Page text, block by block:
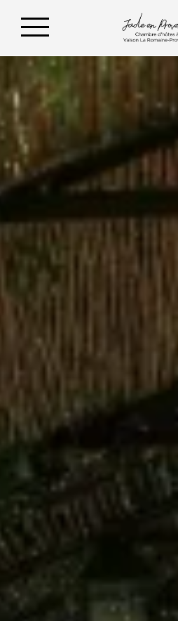
Réservez vos
Pour des séjours conviviaux et
Vaison-la-Romaine, préférez
Provence. Pour en savoir plus
contacter par mail ou par